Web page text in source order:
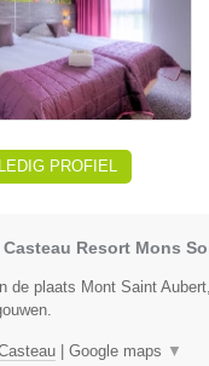
PROFIEL
Resort Mons
de plaats Mont Saint
| Google maps ▼